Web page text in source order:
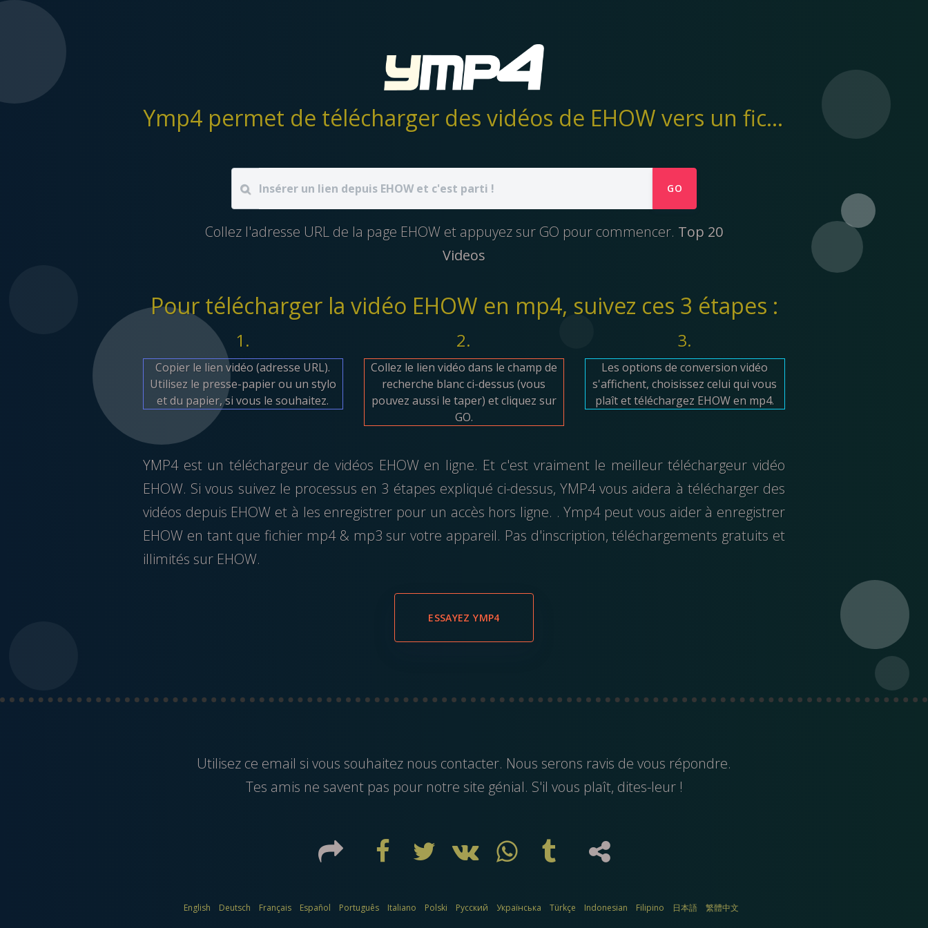
Ymp4 permet de télécharger des vidéos de EHOW vers un fichier mp4
GO
Collez l'adresse URL de la page EHOW et appuyez sur GO pour commencer. Top 20
Videos
Pour télécharger la vidéo EHOW en mp4, suivez ces 3 étapes :
1.
Copier le lien vidéo (adresse URL).
Utilisez le presse-papier ou un stylo
et du papier, si vous le souhaitez.
2.
Collez le lien vidéo dans le champ de
recherche blanc ci-dessus (vous
pouvez aussi le taper) et cliquez sur
GO.
3.
Les options de conversion vidéo
s'affichent, choisissez celui qui vous
plaît et téléchargez EHOW en mp4.
YMP4 est un téléchargeur de vidéos EHOW en ligne. Et c'est vraiment le meilleur téléchargeur vidéo
EHOW. Si vous suivez le processus en 3 étapes expliqué ci-dessus, YMP4 vous aidera à télécharger des
vidéos depuis EHOW et à les enregistrer pour un accès hors ligne. . Ymp4 peut vous aider à enregistrer
EHOW en tant que fichier mp4 & mp3 sur votre appareil. Pas d'inscription, téléchargements gratuits et
illimités sur EHOW.
ESSAYEZ YMP4
Utilisez ce email si vous souhaitez nous contacter. Nous serons ravis de vous répondre.
Tes amis ne savent pas pour notre site génial. S'il vous plaît, dites-leur !
English Deutsch Français Español Português Italiano Polski Русский Українська Türkçe Indonesian Filipino 日本語 繁體中文